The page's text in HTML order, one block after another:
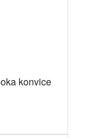
konvice